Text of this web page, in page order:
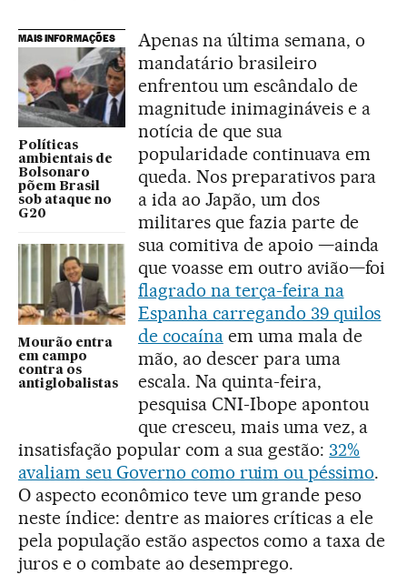
MAIS INFORMAÇÕES
Políticas
ambientais de
Bolsonaro
põem Brasil
sob ataque no
G20
Mourão entra
em campo
contra os
antiglobalistas
Apenas na última semana, o
mandatário brasileiro
enfrentou um escândalo de
magnitude inimagináveis e a
notícia de que sua
popularidade continuava em
queda. Nos preparativos para
a ida ao Japão, um dos
militares que fazia parte de
sua comitiva de apoio —ainda
que voasse em outro avião—foi
flagrado na terça-feira na
Espanha carregando 39 quilos
de cocaínaem uma mala de
mão, ao descer para uma
escala. Na quinta-feira,
pesquisa CNI-Ibope apontou
que cresceu, mais uma vez, a
insatisfação popular com a sua gestão: 32%
avaliam seu Governo como ruim ou péssimo.
O aspecto econômico teve um grande peso
neste índice: dentre as maiores críticas a ele
pela população estão aspectos como a taxa de
juros e o combate ao desemprego.